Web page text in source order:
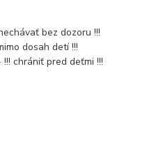
bez dozoru !!!
dosah detí !!!
chrániť pred deťmi !!!